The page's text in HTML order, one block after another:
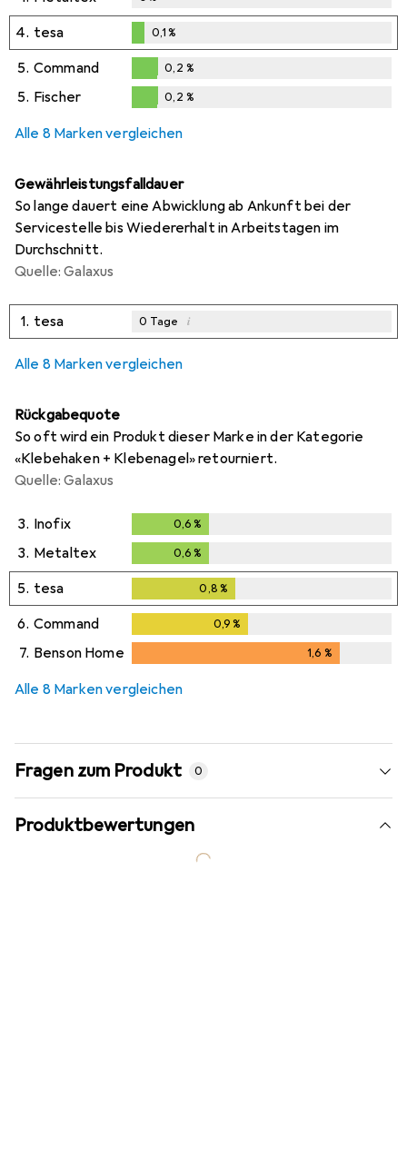
4. tesa
0,1%
0,1%
5. Command
0,2%
0,2 %
5. Fischer 0,2 %
Alle 8 Marken vergleichen
Gewährleistungsfalldauer
So lange dauert eine Abwicklung ab Ankunft bei der
Servicestelle bis Wiedererhalt in Arbeitstagen im
Durchschnitt.
Quelle: Galaxus
1. tesa 0 Tage i
Alle 8 Marken vergleichen
Rückgabequote
So oft wird ein Produkt dieser Marke in der Kategorie
«Klebehaken + Klebenagel» retourniert.
Quelle: Galaxus
3. Inofix 0,6 %
3. Metaltex 0,6 %
5. tesa 0,8 %
6. Command 0,9%
7. Benson Home 1,6 %
Alle 8 Marken vergleichen
Fragen zum Produkt 0
Produktbewertungen